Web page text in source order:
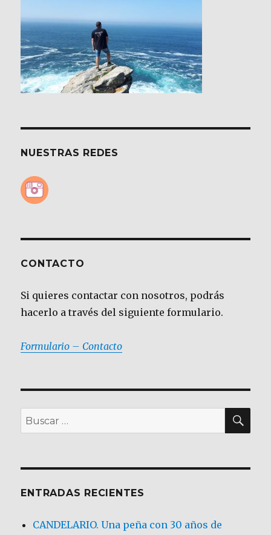
NUESTRAS REDES
CONTACTO
Si quieres contactar con nosotros, podrás
hacerlo a través del siguiente formulario.
Formulario – Contacto
Buscar
por:
ENTRADAS RECIENTES
CANDELARIO. Una peña con 30 años de